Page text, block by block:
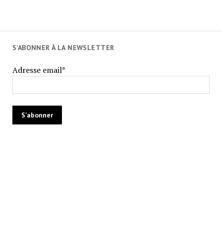
S'ABONNER À LA NEWSLETTER
Adresse email*